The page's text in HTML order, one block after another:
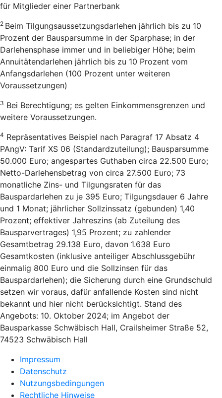
für Mitglieder einer Partnerbank
2 Beim Tilgungsaussetzungsdarlehen jährlich bis zu 10
Prozent der Bausparsumme in der Sparphase; in der
Darlehensphase immer und in beliebiger Höhe; beim
Annuitätendarlehen jährlich bis zu 10 Prozent vom
Anfangsdarlehen (100 Prozent unter weiteren
Voraussetzungen)
3 Bei Berechtigung; es gelten Einkommensgrenzen und
weitere Voraussetzungen.
4 Repräsentatives Beispiel nach Paragraf 17 Absatz 4
PAngV: Tarif XS 06 (Standardzuteilung); Bausparsumme
50.000 Euro; angespartes Guthaben circa 22.500 Euro;
Netto-Darlehensbetrag von circa 27.500 Euro; 73
monatliche Zins- und Tilgungsraten für das
Bauspardarlehen zu je 395 Euro; Tilgungsdauer 6 Jahre
und 1 Monat; jährlicher Sollzinssatz (gebunden) 1,40
Prozent; effektiver Jahreszins (ab Zuteilung des
Bausparvertrages) 1,95 Prozent; zu zahlender
Gesamtbetrag 29.138 Euro, davon 1.638 Euro
Gesamtkosten (inklusive anteiliger Abschlussgebühr
einmalig 800 Euro und die Sollzinsen für das
Bauspardarlehen); die Sicherung durch eine Grundschuld
setzen wir voraus, dafür anfallende Kosten sind nicht
bekannt und hier nicht berücksichtigt. Stand des
Angebots: 10. Oktober 2024; im Angebot der
Bausparkasse Schwäbisch Hall, Crailsheimer Straße 52,
74523 Schwäbisch Hall
Impressum
Datenschutz
Nutzungsbedingungen
Rechtliche Hinweise